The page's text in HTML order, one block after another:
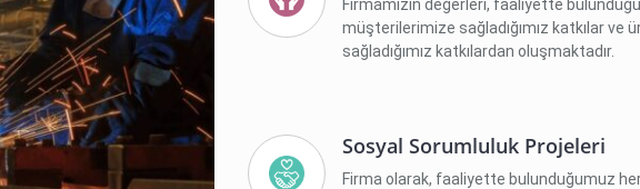
Firmamızın değerleri, faaliyette
müşterilerimize sağladığımız katkılar
sağladığımız katkılardan oluşmaktadır.
Sosyal Sorumluluk Projeleri
Firma olarak, faaliyette bulunduğumuz